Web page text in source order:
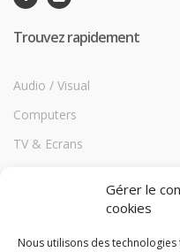
Gérer le
cookies
Nous utilisons des
Trouvez rapidement
Audio / Visual
Computers
TV & Ecrans